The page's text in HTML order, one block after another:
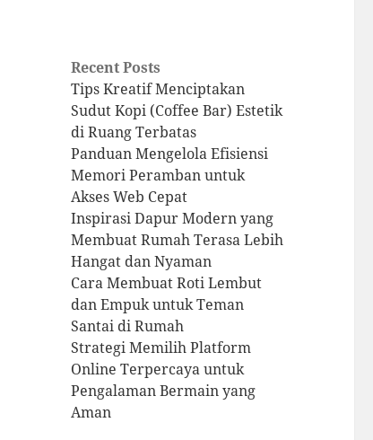
Recent Posts
Tips Kreatif Menciptakan
Sudut Kopi (Coffee Bar) Estetik
di Ruang Terbatas
Panduan Mengelola Efisiensi
Memori Peramban untuk
Akses Web Cepat
Inspirasi Dapur Modern yang
Membuat Rumah Terasa Lebih
Hangat dan Nyaman
Cara Membuat Roti Lembut
dan Empuk untuk Teman
Santai di Rumah
Strategi Memilih Platform
Online Terpercaya untuk
Pengalaman Bermain yang
Aman